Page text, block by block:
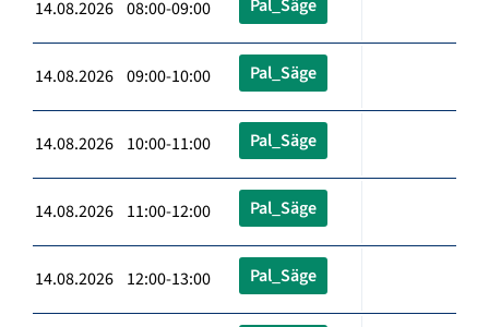
14.08.2026 08:00-09:00 Pal_Säge
14.08.2026 09:00-10:00 Pal_Säge
14.08.2026 10:00-11:00 Pal_Säge
14.08.2026 11:00-12:00 Pal_Säge
14.08.2026 12:00-13:00 Pal_Säge